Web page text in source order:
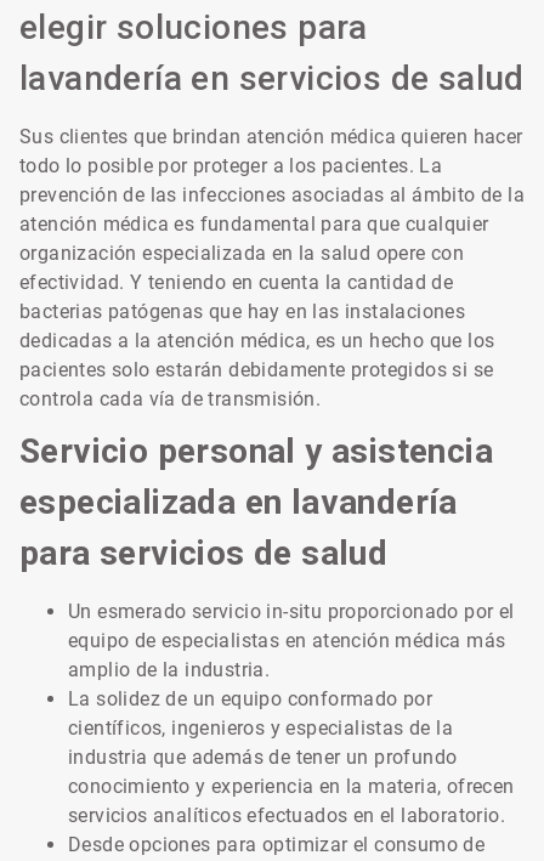
elegir soluciones para
lavandería en servicios de salud
Sus clientes que brindan atención médica quieren hacer
todo lo posible por proteger a los pacientes. La
prevención de las infecciones asociadas al ámbito de la
atención médica es fundamental para que cualquier
organización especializada en la salud opere con
efectividad. Y teniendo en cuenta la cantidad de
bacterias patógenas que hay en las instalaciones
dedicadas a la atención médica, es un hecho que los
pacientes solo estarán debidamente protegidos si se
controla cada vía de transmisión.
Servicio personal y asistencia
especializada en lavandería
para servicios de salud
Un esmerado servicio in-situ proporcionado por el
equipo de especialistas en atención médica más
amplio de la industria.
La solidez de un equipo conformado por
científicos, ingenieros y especialistas de la
industria que además de tener un profundo
conocimiento y experiencia en la materia, ofrecen
servicios analíticos efectuados en el laboratorio.
Desde opciones para optimizar el consumo de